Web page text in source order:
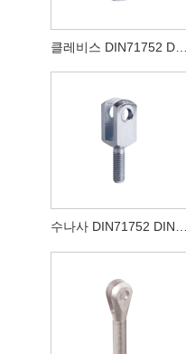
클레비스 DIN71752 DIN ISO8140 CETOP
수나사 DIN71752 DIN ISO8140 CETOP가 있는 클레비스